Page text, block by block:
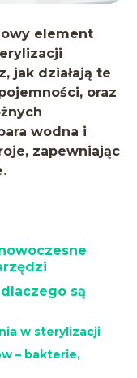
element
jak działają te
oraz
wodna i
zapewniając
są
w sterylizacji
– bakterie,